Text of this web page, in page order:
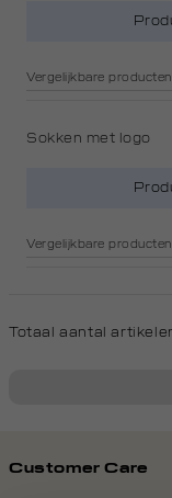
Vergelijkbare producten
Sokken met logo
Vergelijkbare producten
Totaal aantal
Customer Care